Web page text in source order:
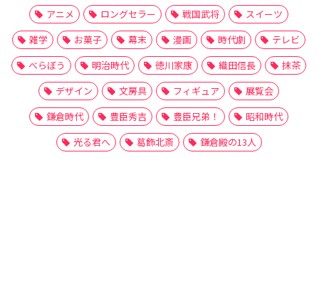
アニメ
ロングセラー 戦国武将
スイーツ
雑学
お菓子 幕末 漫画 時代劇
テレビ
べらぼう
明治時代 徳川家康 織田信長
抹茶
デザイン
文房具 フィギュア
展覧会
鎌倉時代
豊臣秀吉 豊臣兄弟！
昭和時代
光る君へ
葛飾北斎 鎌倉殿の13人